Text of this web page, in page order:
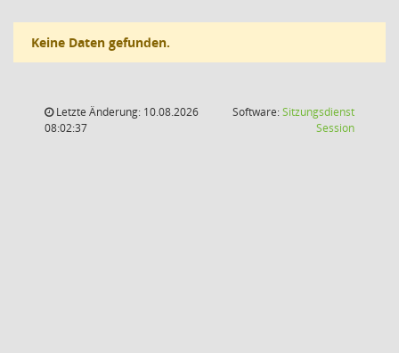
Keine Daten gefunden.
Letzte Änderung: 10.08.2026
08:02:37
Software:Sitzungsdienst
Session(Wird in